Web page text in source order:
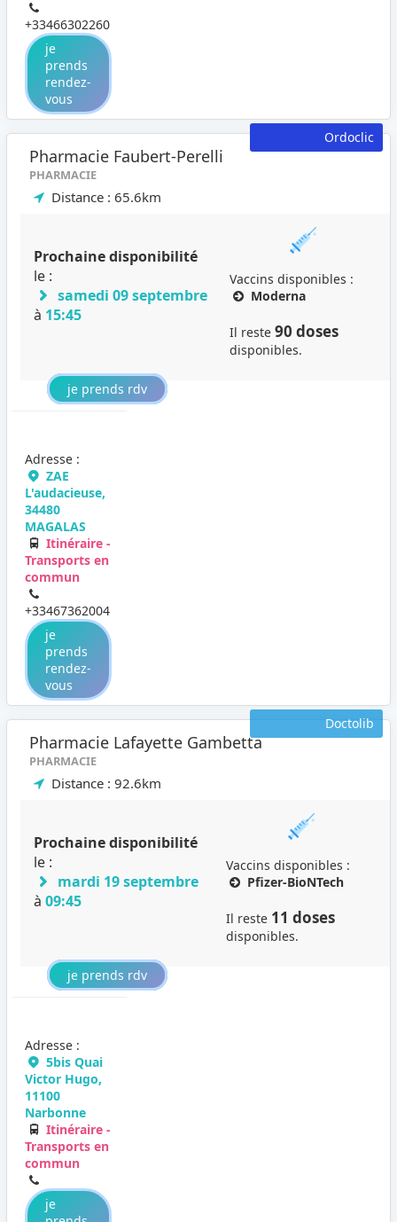
+33466302260
je
prends
rendez-
vous
Ordoclic
Pharmacie Faubert-Perelli
PHARMACIE
Distance : 65.6km
Prochaine disponibilité
le :
samedi 09 septembre
à 15:45
Vaccins disponibles :
Moderna
Il reste90 doses
disponibles.
je prends rdv
Adresse :
ZAE
L'audacieuse,
34480
MAGALAS
Itinéraire -
Transports en
commun
+33467362004
je
prends
rendez-
vous
Doctolib
Pharmacie Lafayette Gambetta
PHARMACIE
Distance : 92.6km
Prochaine disponibilité
le :
mardi 19 septembre
à09:45
Vaccins disponibles :
Pfizer-BioNTech
Il reste 11 doses
disponibles.
je prends rdv
Adresse :
5bis Quai
Victor Hugo,
11100
Narbonne
Itinéraire -
Transports en
commun
je